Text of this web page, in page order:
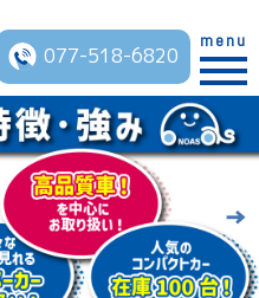
077-518-6820
menu